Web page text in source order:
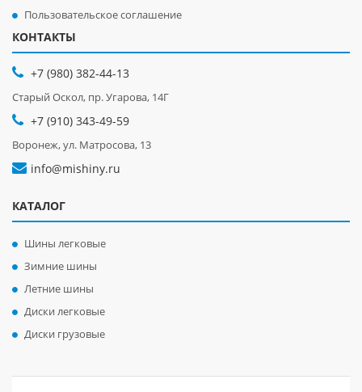
Пользовательское соглашение
КОНТАКТЫ
+7 (980) 382-44-13
Старый Оскол, пр. Угарова, 14Г
+7 (910) 343-49-59
Воронеж, ул. Матросова, 13
info@mishiny.ru
КАТАЛОГ
Шины легковые
Зимние шины
Летние шины
Диски легковые
Диски грузовые